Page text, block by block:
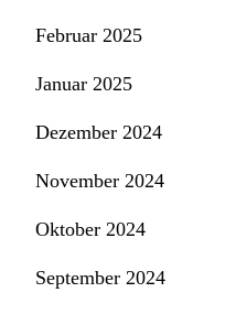
Februar 2025
Januar 2025
Dezember 2024
November 2024
Oktober 2024
September 2024